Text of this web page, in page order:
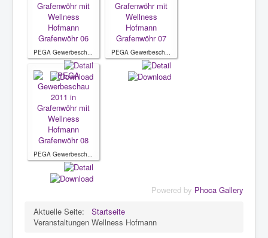
PEGA Gewerbesch... PEGA Gewerbesch...
PEGA Gewerbesch...
Powered by Phoca Gallery
Aktuelle Seite:
Startseite
Veranstaltungen Wellness Hofmann